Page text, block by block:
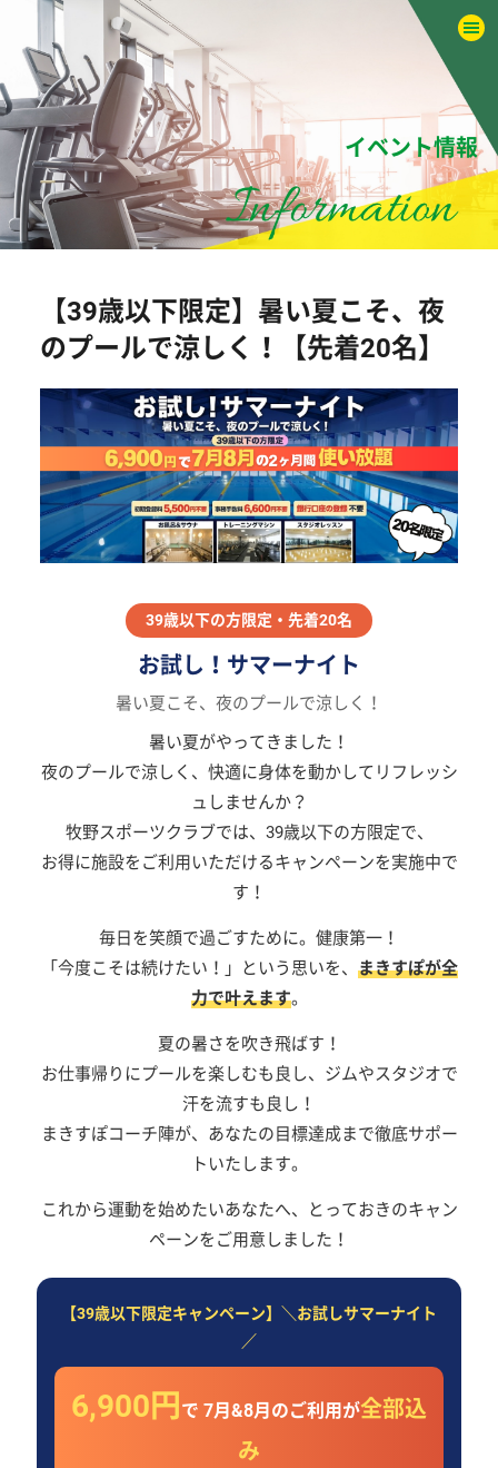
イベント情報
【39歳以下限定】暑い夏こそ、夜
のプールで涼しく！【先着20名】
39歳以下の方限定・先着20名
お試し！サマーナイト
暑い夏こそ、夜のプールで涼しく！
暑い夏がやってきました！
夜のプールで涼しく、快適に身体を動かしてリフレッシ
ュしませんか？
牧野スポーツクラブでは、39歳以下の方限定で、
お得に施設をご利用いただけるキャンペーンを実施中で
す！
毎日を笑顔で過ごすために。健康第一！
「今度こそは続けたい！」という思いを、 まきすぽが全
力で叶えます。
夏の暑さを吹き飛ばす！
お仕事帰りにプールを楽しむも良し、ジムやスタジオで
汗を流すも良し！
まきすぽコーチ陣が、あなたの目標達成まで徹底サポー
トいたします。
これから運動を始めたいあなたへ、とっておきのキャン
ペーンをご用意しました！
【39歳以下限定キャンペーン】＼お試しサマーナイト
／
6,900円 で 7月&8月のご利用が全部込
み